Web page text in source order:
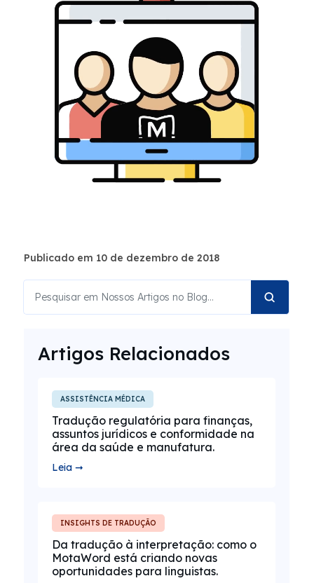
Publicado em 10 de dezembro de 2018
Artigos Relacionados
ASSISTÊNCIA MÉDICA
Tradução regulatória para finanças,
assuntos jurídicos e conformidade na
área da saúde e manufatura.
Leia ➞
INSIGHTS DE TRADUÇÃO
Da tradução à interpretação: como o
MotaWord está criando novas
oportunidades para linguistas.